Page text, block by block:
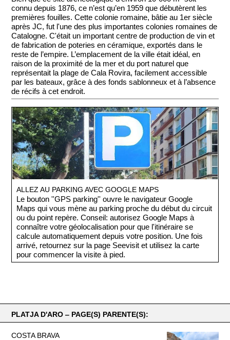
connu depuis 1876, ce n’est qu’en 1959 que débutèrent les
premières fouilles. Cette colonie romaine, bâtie au 1er siècle
après JC, fut l'une des plus importantes colonies romaines de
Catalogne. C'était un important centre de production de vin et
de fabrication de poteries en céramique, exportés dans le
reste de l’empire. L’emplacement de la ville était idéal, en
raison de la proximité de la mer et du port naturel que
représentait la plage de Cala Rovira, facilement accessible
par les bateaux, grâce à des fonds sablonneux et à l’absence
de récifs à cet endroit.
ALLEZ AU PARKING AVEC GOOGLE MAPS
Le bouton ''GPS parking'' ouvre le navigateur Google
Maps qui vous mène au parking proche du début du circuit
ou du point repère. Conseil: autorisez Google Maps à
connaître votre géolocalisation pour que l'itinéraire se
calcule automatiquement depuis votre position. Une fois
arrivé, retournez sur la page Seevisit et utilisez la carte
pour commencer la visite à pied.
PLATJA D'ARO ‒ PAGE(S) PARENTE(S):
COSTA BRAVA